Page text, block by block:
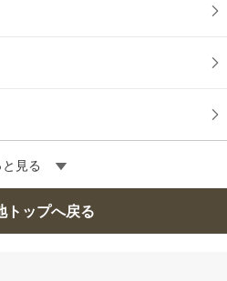
見る
トップへ戻る